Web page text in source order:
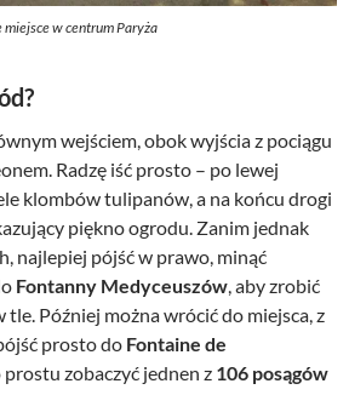
w centrum Paryża
wejściem, obok wyjścia z pociągu
Radzę iść prosto – po lewej
klombów tulipanów, a na końcu drogi
piękno ogrodu. Zanim jednak
najlepiej pójść w prawo, minąć
Fontanny Medyceuszów, aby zrobić
tle. Później można wrócić do miejsca, z
prosto do Fontaine de
prostu zobaczyć jednen z 106 posągów